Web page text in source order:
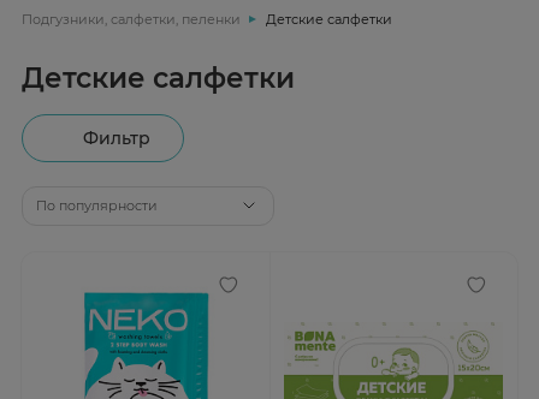
Подгузники, салфетки, пеленки
Детские салфетки
Детские салфетки
Фильтр
По популярности